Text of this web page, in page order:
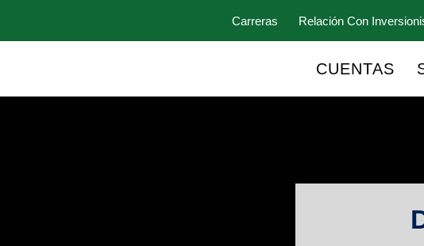
Carreras Relación Con
CUENTAS